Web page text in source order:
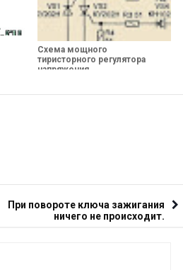
Схема мощного
тиристорного регулятора
напряжения
При повороте ключа зажигания
ничего не происходит.